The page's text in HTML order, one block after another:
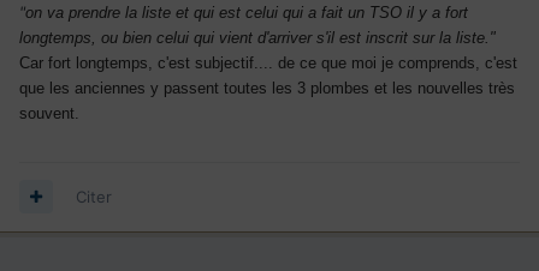
"on va prendre la liste et qui est celui qui a fait un TSO il y a fort
longtemps, ou bien celui qui vient d'arriver s'il est inscrit sur la liste."
Car fort longtemps, c'est subjectif.... de ce que moi je comprends, c'est
que les anciennes y passent toutes les 3 plombes et les nouvelles très
souvent.
Citer